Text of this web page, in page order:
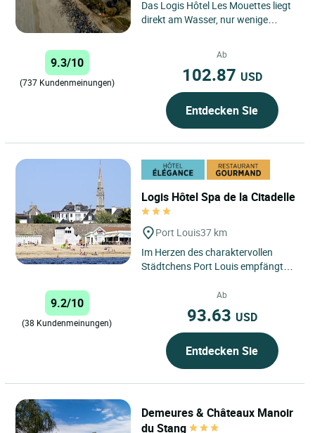
Das Logis Hôtel Les Mouettes liegt
direkt am Wasser, nur wenige
9.3/10
(737 Kundenmeinungen)
Ab
102.87 USD
Entdecken Sie
Logis Hôtel Spa de la Citadelle
Port Louis37 km
Im Herzen des charaktervollen
Städtchens Port Louis empfängt
wenige Schritte von den...
9.2/10
(38 Kundenmeinungen)
Ab
93.63 USD
Entdecken Sie
Demeures & Châteaux Manoir
du Stang